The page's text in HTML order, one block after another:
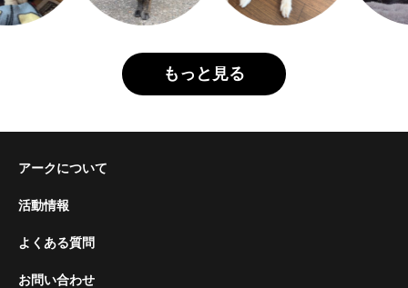
もっと見る
アークについて
活動情報
よくある質問
お問い合わせ